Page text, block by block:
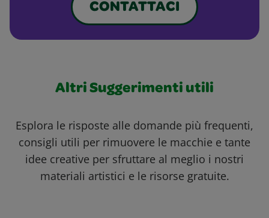
CONTATTACI
Altri Suggerimenti utili
Esplora le risposte alle domande più frequenti,
consigli utili per rimuovere le macchie e tante
idee creative per sfruttare al meglio i nostri
materiali artistici e le risorse gratuite.